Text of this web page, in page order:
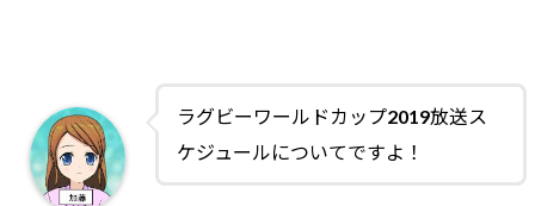
ラグビーワールドカップ2019放送ス
ケジュールについてですよ！